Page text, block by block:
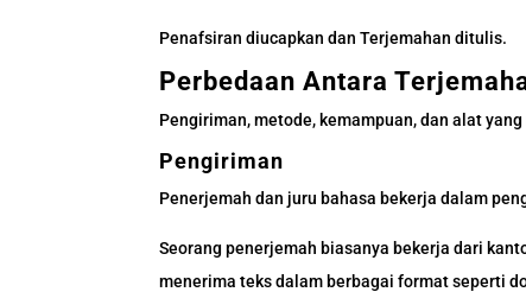
Penafsiran diucapkan dan Terjemahan ditulis.
Perbedaan Antara
Pengiriman, metode, kemampuan, dan alat
Pengiriman
Penerjemah dan juru bahasa bekerja dalam
Seorang penerjemah biasanya bekerja dari
menerima teks dalam berbagai format seperti